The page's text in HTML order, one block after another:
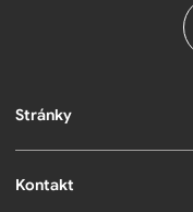
Stránky
Kontakt